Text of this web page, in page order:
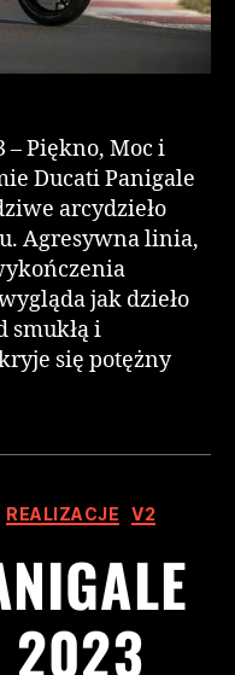
– Piękno, Moc i
Ducati Panigale
arcydzieło
Agresywna linia,
jak dzieło
smukłą i
się potężny
REALIZACJE V2
2023